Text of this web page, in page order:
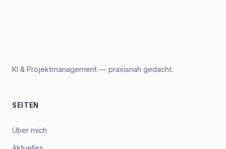
KI & Projektmanagement — praxisnah gedacht.
SEITEN
Über mich